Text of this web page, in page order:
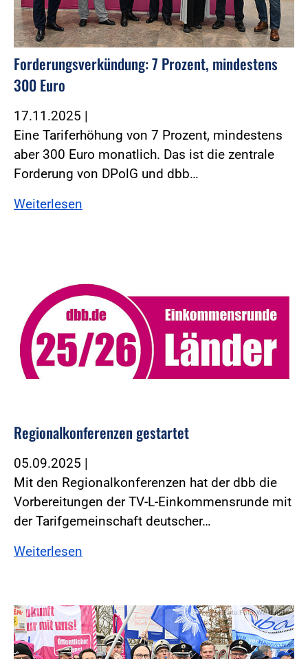
Forderungsverkündung: 7 Prozent, mindestens
300 Euro
17.11.2025 |
Eine Tariferhöhung von 7 Prozent, mindestens
aber 300 Euro monatlich. Das ist die zentrale
Forderung von DPolG und dbb…
Weiterlesen
Regionalkonferenzen gestartet
05.09.2025 |
Mit den Regionalkonferenzen hat der dbb die
Vorbereitungen der TV-L-Einkommensrunde mit
der Tarifgemeinschaft deutscher…
Weiterlesen
Foto:Foto: Windmüller